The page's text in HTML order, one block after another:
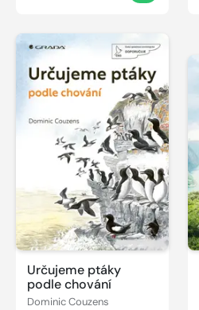
Určujeme ptáky
podle chování
Dominic Couzens